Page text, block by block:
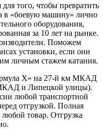
того, чтобы превратить
в «боевую машину» лично
оборудования,
за 10 лет на рынке.
Поможем
установки, если они
личным стажем катания.
X» на 27-й км МКАД
и Липецкой улицы).
любой транспортной
отгрузкой. Полная
любой товар. Отгрузка